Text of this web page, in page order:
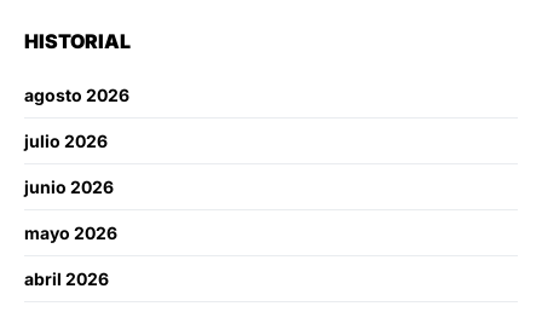
HISTORIAL
agosto 2026
julio 2026
junio 2026
mayo 2026
abril 2026